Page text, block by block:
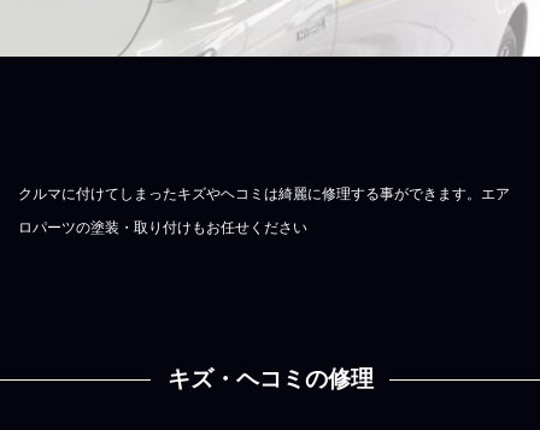
クルマに付けてしまったキズやヘコミは綺麗に修理する事ができます。エア
ロパーツの塗装・取り付けもお任せください
キズ・ヘコミの修理